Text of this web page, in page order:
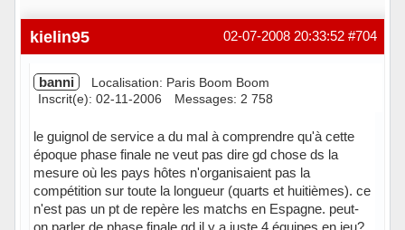
#704
02-07-2008 20:33:52
kielin95
banni
Localisation: Paris Boom Boom
Inscrit(e): 02-11-2006
Messages: 2 758
le guignol de service a du mal à comprendre qu'à cette
époque phase finale ne veut pas dire gd chose ds la
mesure où les pays hôtes n'organisaient pas la
compétition sur toute la longueur (quarts et huitièmes). ce
n'est pas un pt de repère les matchs en Espagne. peut-
on parler de phase finale qd il y a juste 4 équipes en jeu?